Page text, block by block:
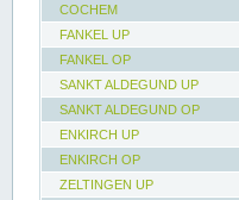
COCHEM
FANKEL UP
FANKEL OP
SANKT ALDEGUND UP
SANKT ALDEGUND OP
ENKIRCH UP
ENKIRCH OP
ZELTINGEN UP